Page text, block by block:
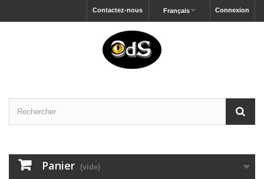
Connexion
Français
Contactez-nous
Panier (vide)